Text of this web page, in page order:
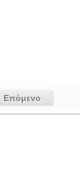
Επόμενο